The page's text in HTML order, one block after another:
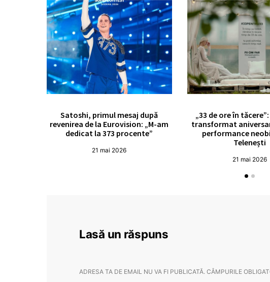
Satoshi, primul mesaj după
revenirea de la Eurovision: „M-am
dedicat la 373 procente”
21 mai 2026
„33 de ore în tăcere”:
transformat
performance
Telenești
21 mai 2026
Lasă un răspuns
ADRESA TA DE EMAIL NU VA FI PUBLICATĂ. CÂMPURILE